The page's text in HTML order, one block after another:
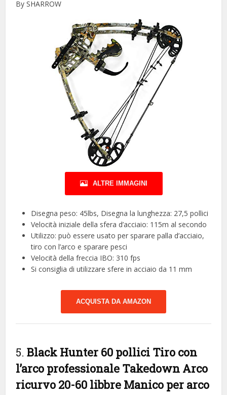
By SHARROW
ALTRE IMMAGINI
Disegna peso: 45lbs, Disegna la lunghezza: 27,5 pollici
Velocità iniziale della sfera d’acciaio: 115m al secondo
Utilizzo: può essere usato per sparare palla d’acciaio,
tiro con l’arco e sparare pesci
Velocità della freccia IBO: 310 fps
Si consiglia di utilizzare sfere in acciaio da 11 mm
ACQUISTA DA AMAZON
5.Black Hunter 60 pollici Tiro con
l’arco professionale Takedown Arco
ricurvo 20-60 libbre Manico per arco